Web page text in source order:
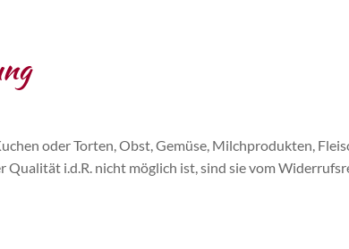
oder Torten, Obst, Gemüse, Milchprodukten,
Qualität i.d.R. nicht möglich ist, sind sie vom